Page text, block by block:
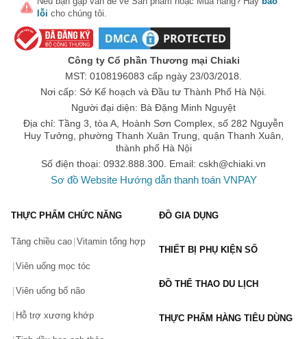
Nước hoa nam Bvlgari Aqva Pour Homme Atlantiqve
EDT
Nước hoa nam Bvlgari Aqva Pour Homme EDT
10ml | Giá 300.000đ
Nước hoa nam Bvlgari Aqva Pour Homme Marine EDT
Chiết 10ml | Giá 280.000đ
Nước hoa Bvlgari Man táo bạo quyến rũ
Nước hoa Bvlgari Man mang xu hướng hương thơm táo
bạo và quyến rũ là chai nước hoa lý tưởng cho những
người nồng nhiệt, gợi cảm và bí ẩn. Mùi hương quyến rũ
phù hợp cho nam giới sử dụng trong một buổi hẹn hò lãng
10ml | Giá 380.000đ
Chiết 10ml | Giá 320.000đ
Nước hoa Bvlgari Man Extreme EDT, Chiết 5ml | Giá
Nước hoa Bvlgari Man Terrae Essence EDP, Full 100ml
| Giá 1.895.000đ
lỗi cho chúng tôi.
Công ty Cổ phần Thương mại Chiaki
MST: 0108196083 cấp ngày 23/03/2018.
Nơi cấp: Sở Kế hoạch và Đầu tư Thành Phố Hà Nội.
Người đại diện: Bà Đặng Minh Nguyệt
Địa chỉ: Tầng 3, tòa A, Hoành Sơn Complex, số 282 Nguyễn
Huy Tưởng, phường Thanh Xuân Trung, quận Thanh Xuân,
thành phố Hà Nội
Số điện thoại: 0932.888.300. Email: cskh@chiaki.vn
Sơ đồ Website Hướng dẫn thanh toán VNPAY
THỰC PHẨM CHỨC NĂNG
Tăng chiều cao Vitamin tổng hợp
Viên uống mọc tóc
Viên uống bổ não
Hỗ trợ xương khớp
ĐỒ GIA DỤNG
THIẾT BỊ PHỤ KIỆN SỐ
ĐỒ THỂ THAO DU LỊCH
THỰC PHẨM HÀNG TIÊU DÙNG